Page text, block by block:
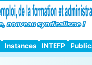
Instances INTEFP